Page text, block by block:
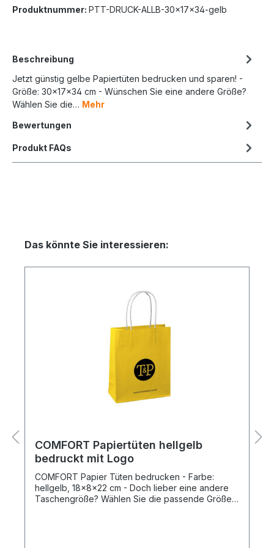
Produktnummer: PTT-DRUCK-ALLB-30x17x34-gelb
Beschreibung
Jetzt günstig gelbe Papiertüten bedrucken und sparen! -
Größe: 30x17x34 cm - Wünschen Sie eine andere Größe?
Wählen Sie die… Mehr
Bewertungen
Produkt FAQs
Das könnte Sie interessieren:
COMFORT Papiertüten hellgelb
bedruckt mit Logo
COMFORT Papier Tüten bedrucken - Farbe:
hellgelb, 18x8x22 cm - Doch lieber eine andere
Taschengröße? Wählen Sie die passende Größe